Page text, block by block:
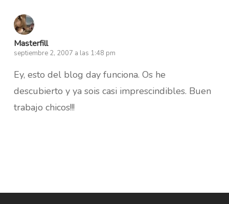
Masterfill
septiembre 2, 2007 a las 1:48 pm
Ey, esto del blog day funciona. Os he
descubierto y ya sois casi imprescindibles. Buen
trabajo chicos!!!